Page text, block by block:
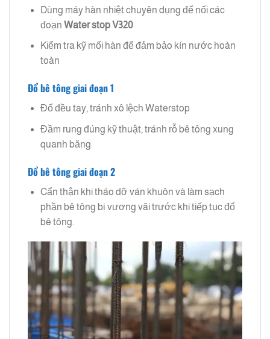
Dùng máy hàn nhiệt chuyên dụng để nối các
đoạn Water stop V320
Kiểm tra kỹ mối hàn để đảm bảo kín nước hoàn
toàn
Đổ bê tông giai đoạn 1
Đổ đều tay, tránh xô lệch Waterstop
Đầm rung đúng kỹ thuật, tránh rỗ bê tông xung
quanh băng
Đổ bê tông giai đoạn 2
Cẩn thận khi tháo dỡ ván khuôn và làm sạch
phần bê tông bị vương vãi trước khi tiếp tục đổ
bê tông.​